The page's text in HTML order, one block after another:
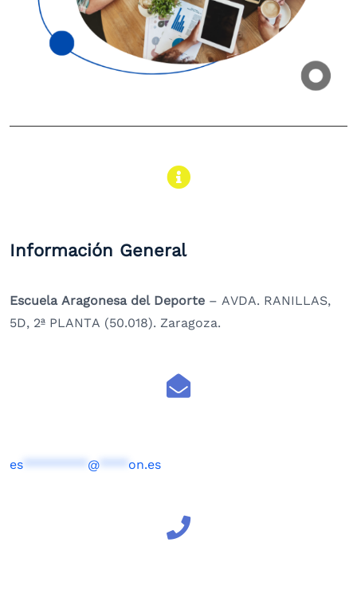
Información General
Escuela Aragonesa del Deporte – AVDA. RANILLAS,
5D, 2ª PLANTA (50.018). Zaragoza.
es ********* @ **** on.es